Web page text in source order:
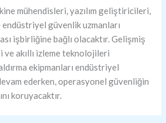
mühendisleri, yazılım geliştiricileri,
güvenlik uzmanları
işbirliğine bağlı olacaktır. Gelişmiş
akıllı izleme teknolojileri
ekipmanları endüstriyel
ederken, operasyonel güvenliğin
koruyacaktır.